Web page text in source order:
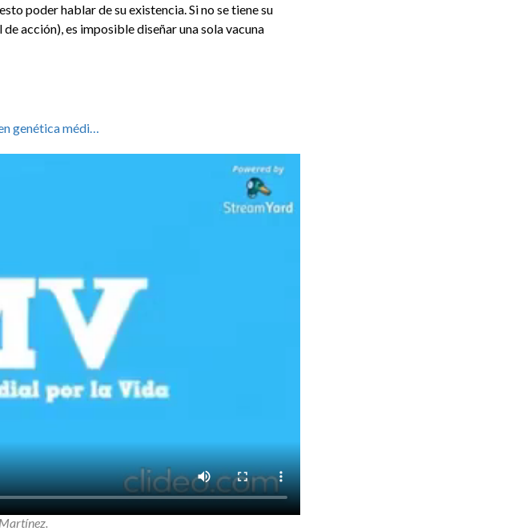
poder hablar de su existencia. Si no se tiene su
acción), es imposible diseñar una sola vacuna
genética médi…